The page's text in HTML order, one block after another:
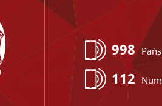
998
112